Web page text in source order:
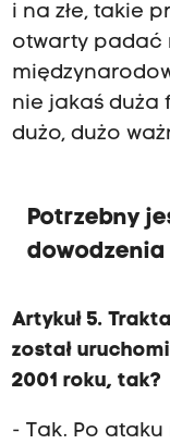
i na złe, takie
otwarty padać
nie jakaś duża
dużo, dużo
Potrzebny
dowodzenia
Artykuł 5.
został
2001 roku, tak?
- Tak. Po